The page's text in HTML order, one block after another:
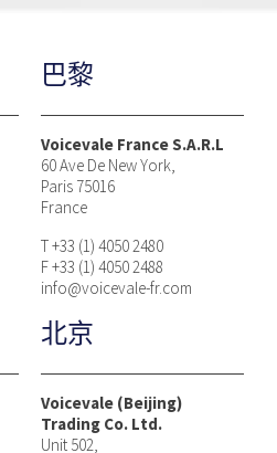
巴黎
Voicevale France S.A.R.L
60 Ave De New York,
Paris 75016
France
T +33 (1) 4050 2480
F +33 (1) 4050 2488
info@voicevale-fr.com
北京
Voicevale (Beijing)
Trading Co. Ltd.
Unit 502,